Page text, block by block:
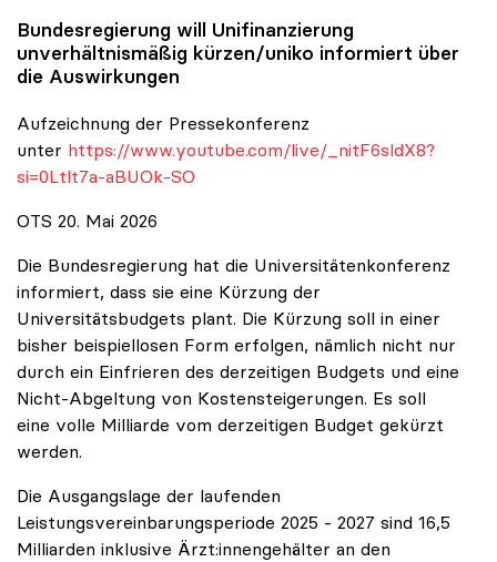
Bundesregierung will Unifinanzierung
unverhältnismäßig kürzen/uniko informiert über
die Auswirkungen
Aufzeichnung der Pressekonferenz
unter https://www.youtube.com/live/_nitF6sldX8?
si=0Ltlt7a-aBUOk-SO
OTS 20. Mai 2026
Die Bundesregierung hat die Universitätenkonferenz
informiert, dass sie eine Kürzung der
Universitätsbudgets plant. Die Kürzung soll in einer
bisher beispiellosen Form erfolgen, nämlich nicht nur
durch ein Einfrieren des derzeitigen Budgets und eine
Nicht-Abgeltung von Kostensteigerungen. Es soll
eine volle Milliarde vom derzeitigen Budget gekürzt
werden.
Die Ausgangslage der laufenden
Leistungsvereinbarungsperiode 2025 - 2027 sind 16,5
Milliarden inklusive Ärzt:innengehälter an den